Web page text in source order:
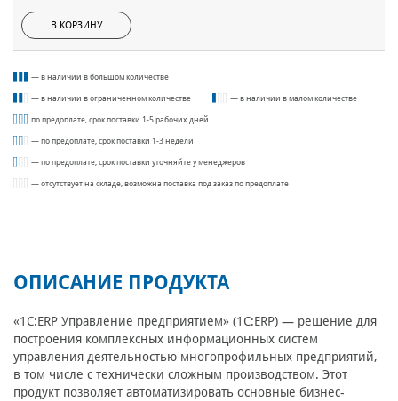
В КОРЗИНУ
— в наличии в большом количестве
— в наличии в ограниченном количестве — в наличии в малом количестве
по предоплате, срок поставки 1-5 рабочих дней
— по предоплате, срок поставки 1-3 недели
— по предоплате, срок поставки уточняйте у менеджеров
— отсутствует на складе, возможна поставка под заказ по предоплате
ОПИСАНИЕ ПРОДУКТА
«1С:ERP Управление предприятием» (1C:ERP) — решение для
построения комплексных информационных систем
управления деятельностью многопрофильных предприятий,
в том числе с технически сложным производством. Этот
продукт позволяет автоматизировать основные бизнес-